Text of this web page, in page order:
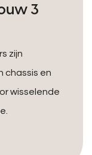
3
zijn
chassis en
wisselende